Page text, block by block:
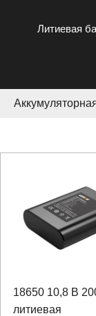
Литиевая
18650 10,8 В
литиевая